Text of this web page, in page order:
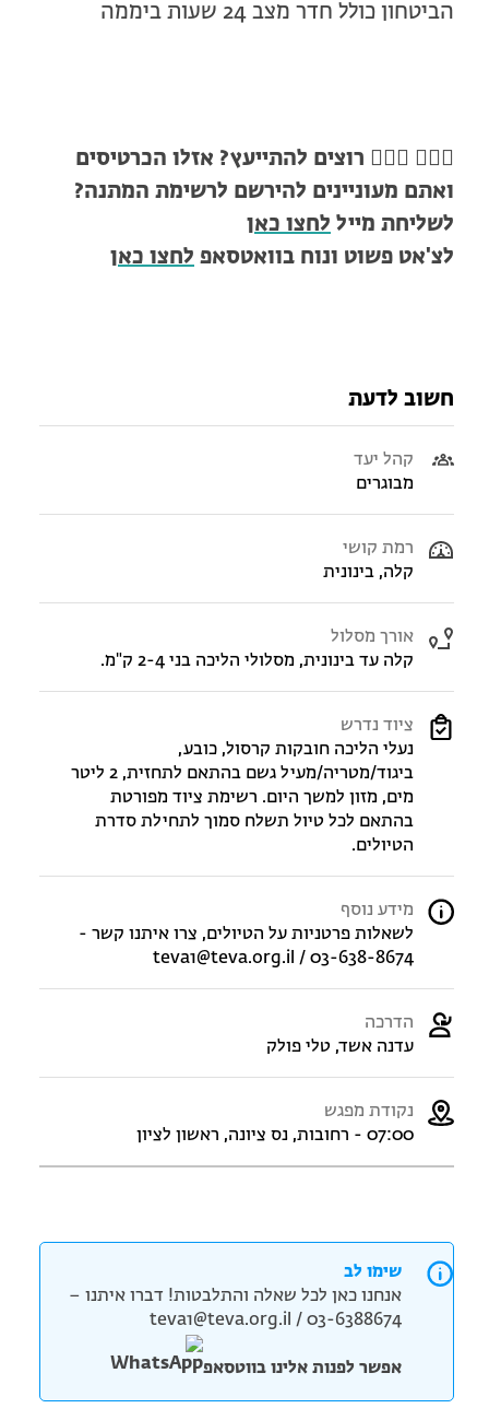
הביטחון כולל חדר מצב 24 שעות ביממה
🙋🏻‍♀️ 🙋🏼‍♂️ רוצים להתייעץ? אזלו הכרטיסים
ואתם מעוניינים להירשם לרשימת המתנה?
לשליחת מייל לחצו כאן
לצ'אט פשוט ונוח בוואטסאפ לחצו כאן
חשוב לדעת
קהל יעד
מבוגרים
רמת קושי
קלה, בינונית
אורך מסלול
קלה עד בינונית, מסלולי הליכה בני 2-4 ק"מ.
ציוד נדרש
נעלי הליכה חובקות קרסול, כובע,
ביגוד/מטריה/מעיל גשם בהתאם לתחזית, 2 ליטר
מים, מזון למשך היום. רשימת ציוד מפורטת
בהתאם לכל טיול תשלח סמוך לתחילת סדרת
הטיולים.
מידע נוסף
לשאלות פרטניות על הטיולים, צרו איתנו קשר -
teva1@teva.org.il / 03-638-8674
הדרכה
עדנה אשד, טלי פולק
נקודת מפגש
07:00 - רחובות, נס ציונה, ראשון לציון
שימו לב
אנחנו כאן לכל שאלה והתלבטות! דברו איתנו –
teva1@teva.org.il / 03-6388674
אפשר לפנות אלינו בווטסאפ